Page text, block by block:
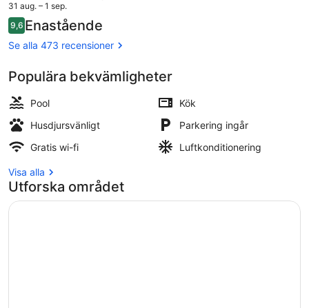
priset
är
2 039 kr
31 aug. – 1 sep.
Recensioner
9,69,6 av 10,
Enastående
Se alla 473 recensioner
Populära bekvämligheter
Pool
Kök
Husdjursvänligt
Parkering ingår
Gratis wi-fi
Luftkonditionering
Visa alla
Utforska området